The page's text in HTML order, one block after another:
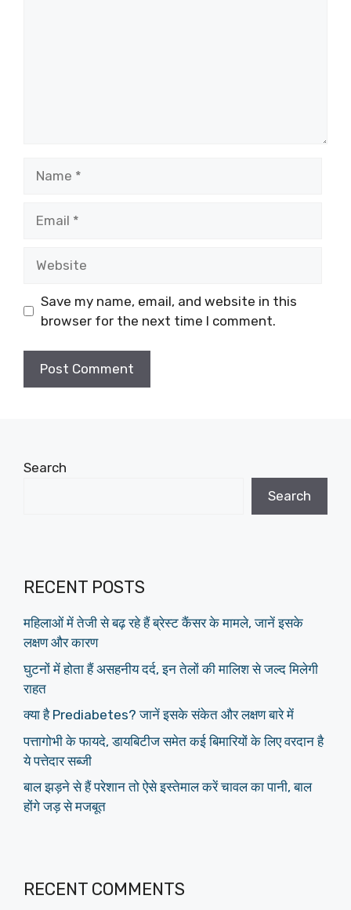
Save my name, email, and website in this
browser for the next time I comment.
Search
Search
RECENT POSTS
महिलाओं में तेजी से बढ़ रहे हैं ब्रेस्ट कैंसर के मामले, जानें इसके
लक्षण और कारण
घुटनों में होता हैं असहनीय दर्द, इन तेलों की मालिश से जल्द मिलेगी
राहत
क्या है Prediabetes? जानें इसके संकेत और लक्षण बारे में
पत्तागोभी के फायदे, डायबिटीज समेत कई बिमारियों के लिए वरदान है
ये पत्तेदार सब्जी
बाल झड़ने से हैं परेशान तो ऐसे इस्तेमाल करें चावल का पानी, बाल
होंगे जड़ से मजबूत
RECENT COMMENTS